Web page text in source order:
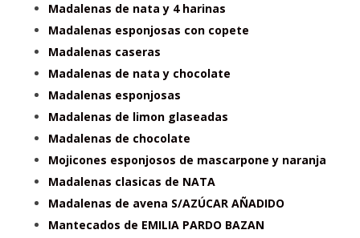
Madalenas de nata y 4 harinas
Madalenas esponjosas con copete
Madalenas caseras
Madalenas de nata y chocolate
Madalenas esponjosas
Madalenas de limon glaseadas
Madalenas de chocolate
Mojicones esponjosos de mascarpone y naranja
Madalenas clasicas de NATA
Madalenas de avena S/AZÚCAR AÑADIDO
Mantecados de EMILIA PARDO BAZAN